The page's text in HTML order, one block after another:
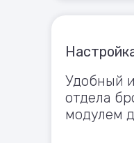
Удобный
отдела
модулем